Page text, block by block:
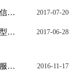
信软司参加2017中国（苏州）新一代信息技术产业标准化论坛 2017-07-20
信软司参加《数据管理能力成熟度模型》标准宣贯会 2017-06-28
信软司参加陕西省用户单位信息技术服务标准(ITSS)宣贯会 2016-11-17